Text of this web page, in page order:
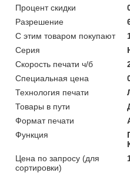
Процент скидки
Разрешение
С этим товаром покупают
Серия
Скорость печати ч/б
Специальная цена
Технология печати
Товары в пути
Формат печати
Функция
Цена по запросу (для
сортировки)